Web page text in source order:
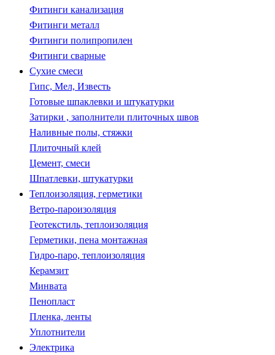
Фитинги канализация
Фитинги металл
Фитинги полипропилен
Фитинги сварные
Сухие смеси
Гипс, Мел, Известь
Готовые шпаклевки и штукатурки
Затирки , заполнители плиточных швов
Наливные полы, стяжки
Плиточный клей
Цемент, смеси
Шпатлевки, штукатурки
Теплоизоляция, герметики
Ветро-пароизоляция
Геотекстиль, теплоизоляция
Герметики, пена монтажная
Гидро-паро, теплоизоляция
Керамзит
Минвата
Пенопласт
Пленка, ленты
Уплотнители
Электрика